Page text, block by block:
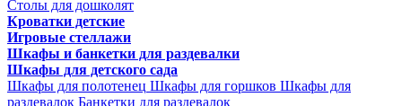
Столы для дошколят
Кроватки детские
Игровые стеллажи
Шкафы и банкетки для раздевалки
Шкафы для детского сада
Шкафы для полотенец Шкафы для горшков Шкафы для
раздевалок Банкетки для раздевалок